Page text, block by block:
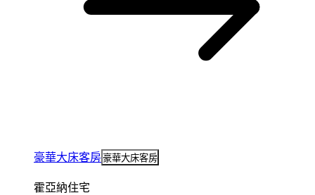
豪華大床客房豪華大床客房
霍亞納住宅